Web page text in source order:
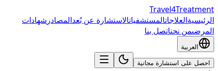
Travel4Treatment
الرئيسيةالعلاجاتالمستشفياتالاستشارة عن بُعدالمصادر شهادات
المرضىمن نحناتصل بنا
العربية
احصل على استشارة مجانية